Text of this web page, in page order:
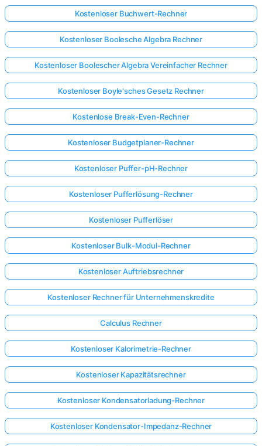
Kostenloser Buchwert-Rechner
Kostenloser Boolesche Algebra Rechner
Kostenloser Boolescher Algebra Vereinfacher Rechner
Kostenloser Boyle'sches Gesetz Rechner
Kostenlose Break-Even-Rechner
Kostenloser Budgetplaner-Rechner
Kostenloser Puffer-pH-Rechner
Kostenloser Pufferlösung-Rechner
Kostenloser Pufferlöser
Kostenloser Bulk-Modul-Rechner
Kostenloser Auftriebsrechner
Kostenloser Rechner für Unternehmenskredite
Calculus Rechner
Kostenloser Kalorimetrie-Rechner
Kostenloser Kapazitätsrechner
Kostenloser Kondensatorladung-Rechner
Kostenloser Kondensator-Impedanz-Rechner